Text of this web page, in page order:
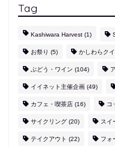
Tag
Kashiwara Harvest (1)
お祭り (5) かしわらク
ぶどう・ワイン (104)
イイネット主催企画 (49)
カフェ・喫茶店 (16) コ
サイクリング (20) スイ
テイクアウト (22) フォ